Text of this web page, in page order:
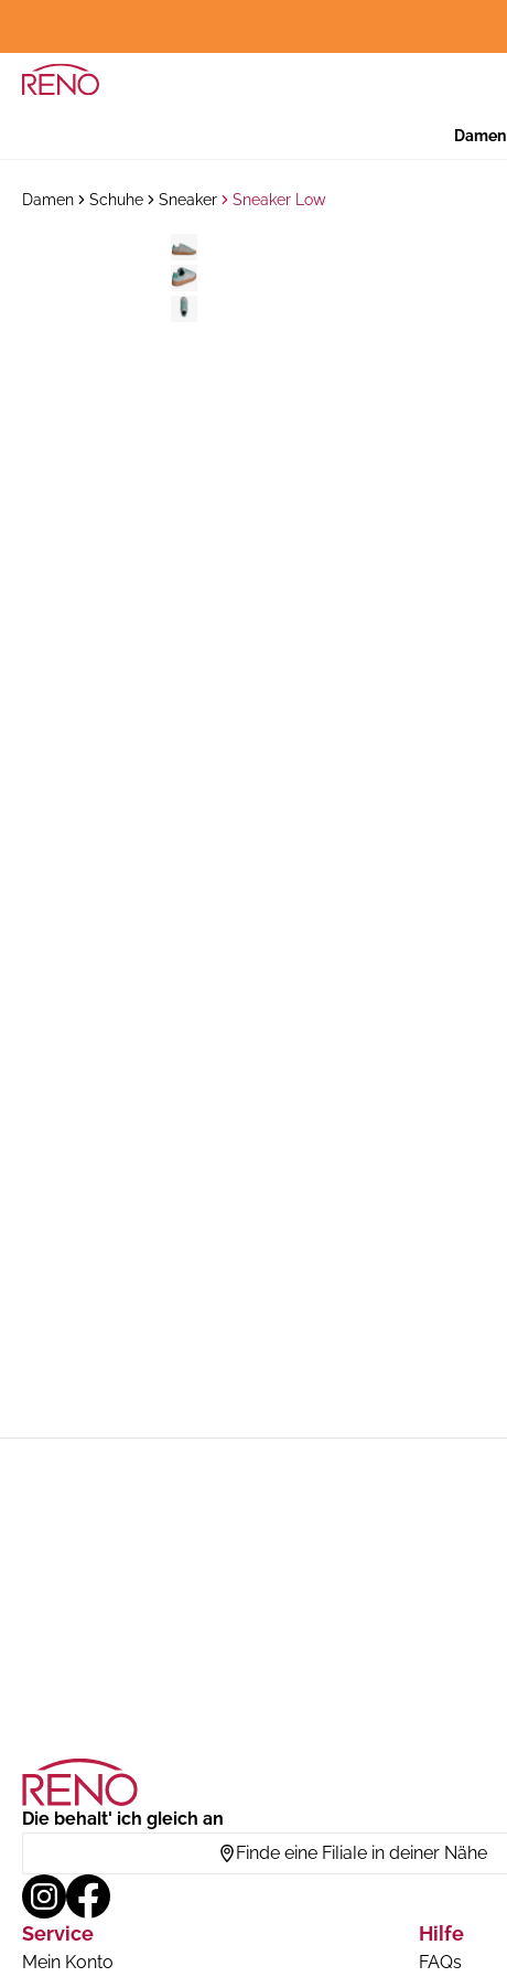
Damen
Damen Schuhe Sneaker Sneaker Low
Die behalt' ich gleich an
Finde eine Filiale in deiner Nähe
Service
Mein Konto
Hilfe
FAQs